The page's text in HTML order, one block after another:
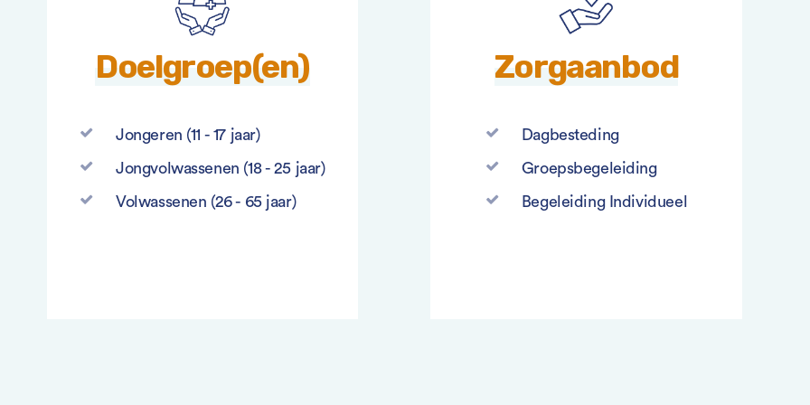
Doelgroep(en)
Jongeren (11 - 17 jaar)
Jongvolwassenen (18 - 25 jaar)
Volwassenen (26 - 65 jaar)
Zorgaanbod
Dagbesteding
Groepsbegeleiding
Begeleiding Individueel